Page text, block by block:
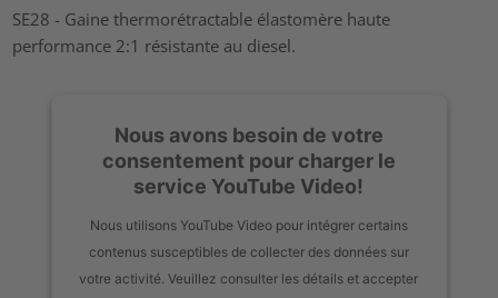
SE28 - Gaine thermorétractable élastomère haute
performance 2:1 résistante au diesel.
Nous avons besoin de votre
consentement pour charger le
service YouTube Video!
Nous utilisons YouTube Video pour intégrer certains
contenus susceptibles de collecter des données sur
votre activité. Veuillez consulter les détails et accepter